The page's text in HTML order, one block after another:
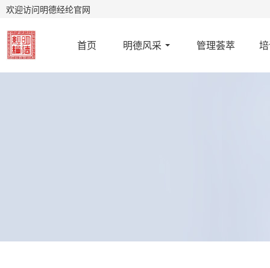
欢迎访问明德经纶官网
首页 明德风采 管理荟萃